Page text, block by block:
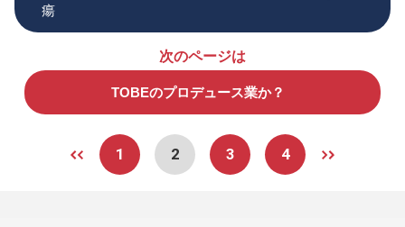
瘍
次のページは
TOBEのプロデュース業か？
1 2 3 4